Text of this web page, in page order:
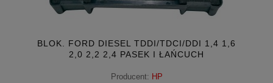
BLOK. FORD DIESEL TDDI/TDCI/DDI 1,4 1,6
2,0 2,2 2,4 PASEK I ŁAŃCUCH
Producent: HP